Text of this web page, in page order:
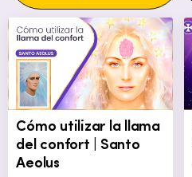
Cómo utilizar la llama
del confort | Santo
Aeolus